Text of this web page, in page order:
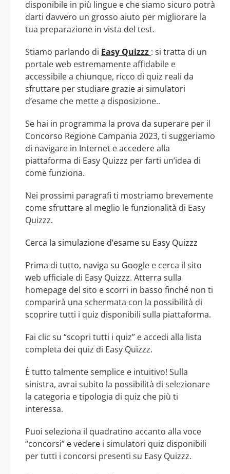
disponibile in più lingue e che siamo sicuro potrà
darti davvero un grosso aiuto per migliorare la
tua preparazione in vista del test.
Stiamo parlando di Easy Quizzz : si tratta di un
portale web estremamente affidabile e
accessibile a chiunque, ricco di quiz reali da
sfruttare per studiare grazie ai simulatori
d’esame che mette a disposizione..
Se hai in programma la prova da superare per il
Concorso Regione Campania 2023, ti suggeriamo
di navigare in Internet e accedere alla
piattaforma di Easy Quizzz per farti un’idea di
come funziona.
Nei prossimi paragrafi ti mostriamo brevemente
come sfruttare al meglio le funzionalità di Easy
Quizzz.
Cerca la simulazione d’esame su Easy Quizzz
Prima di tutto, naviga su Google e cerca il sito
web ufficiale di Easy Quizzz. Atterra sulla
homepage del sito e scorri in basso finché non ti
comparirà una schermata con la possibilità di
scoprire tutti i quiz disponibili sulla piattaforma.
Fai clic su “scopri tutti i quiz” e accedi alla lista
completa dei quiz di Easy Quizzz.
È tutto talmente semplice e intuitivo! Sulla
sinistra, avrai subito la possibilità di selezionare
la categoria e tipologia di quiz che più ti
interessa.
Puoi seleziona il quadratino accanto alla voce
“concorsi” e vedere i simulatori quiz disponibili
per tutti i concorsi presenti su Easy Quizzz.